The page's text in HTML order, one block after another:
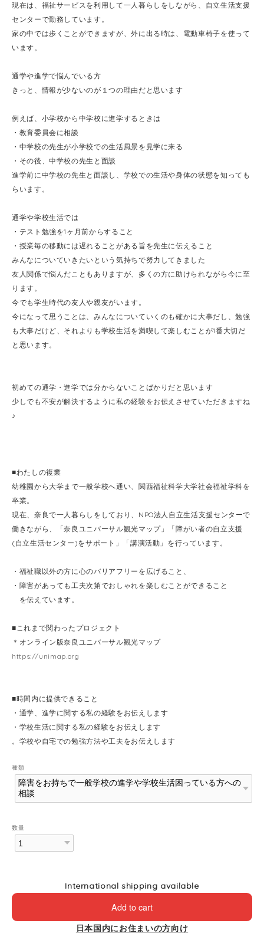
現在は、福祉サービスを利用して一人暮らしをしながら、自立生活支援
センターで勤務しています。
家の中では歩くことができますが、外に出る時は、電動車椅子を使って
います。
通学や進学で悩んでいる方
きっと、情報が少ないのが１つの理由だと思います
例えば、小学校から中学校に進学するときは
・教育委員会に相談
・中学校の先生が小学校での生活風景を見学に来る
・その後、中学校の先生と面談
進学前に中学校の先生と面談し、学校での生活や身体の状態を知っても
らいます。
通学や学校生活では
・テスト勉強を1ヶ月前からすること
・授業毎の移動には遅れることがある旨を先生に伝えること
みんなについていきたいという気持ちで努力してきました
友人関係で悩んだこともありますが、多くの方に助けられながら今に至
ります。
今でも学生時代の友人や親友がいます。
今になって思うことは、みんなについていくのも確かに大事だし、勉強
も大事だけど、それよりも学校生活を満喫して楽しむことが1番大切だ
と思います。
初めての通学・進学では分からないことばかりだと思います
少しでも不安が解決するように私の経験をお伝えさせていただきますね
♪
■わたしの複業
幼稚園から大学まで一般学校へ通い、関西福祉科学大学社会福祉学科を
卒業。
現在、奈良で一人暮らしをしており、NPO法人自立生活支援センターで
働きながら、「奈良ユニバーサル観光マップ」「障がい者の自立支援
(自立生活センター)をサポート」「講演活動」を行っています。
・福祉職以外の方に心のバリアフリーを広げること、
・障害があっても工夫次第でおしゃれを楽しむことができること
を伝えています。
■これまで関わったプロジェクト
＊オンライン版奈良ユニバーサル観光マップ
https://unimap.org
■時間内に提供できること
・通学、進学に関する私の経験をお伝えします
・学校生活に関する私の経験をお伝えします
。学校や自宅での勉強方法や工夫をお伝えします
種類
数量
International shipping available
Add to cart
日本国内にお住まいの方向け